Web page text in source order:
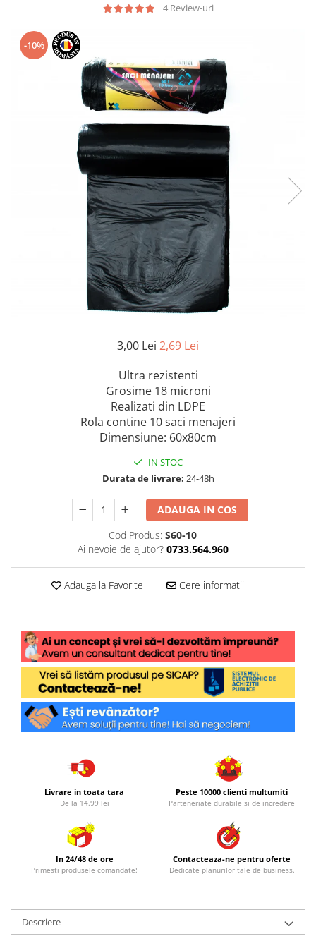
Insecticide si Capcane
Solutii desfundat tevi
4 Review-uri
-10%
3,00 Lei2,69 Lei
Ultra rezistenti
Grosime 18 microni
Realizati din LDPE
Rola contine 10 saci menajeri
Dimensiune: 60x80cm
IN STOC
Durata de livrare: 24-48h
ADAUGA IN COS
Cod Produs: S60-10
Ai nevoie de ajutor? 0733.564.960
Adauga la Favorite Cere informatii
Livrare in toata tara
De la 14.99 lei
Peste 10000 clienti multumiti
Parteneriate durabile si de incredere
In 24/48 de ore
Primesti produsele comandate!
Contacteaza-ne pentru oferte
Dedicate planurilor tale de business.
Descriere